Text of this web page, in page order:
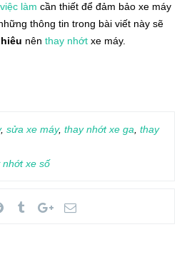
việc làm cần thiết để đảm bảo xe máy
thông tin trong bài viết này sẽ
nên thay nhớt xe máy.
, sửa xe máy, thay nhớt xe ga, thay
nhớt xe số